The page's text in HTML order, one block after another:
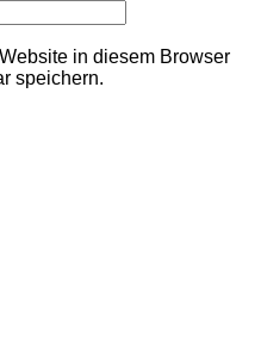
in diesem Browser
speichern.